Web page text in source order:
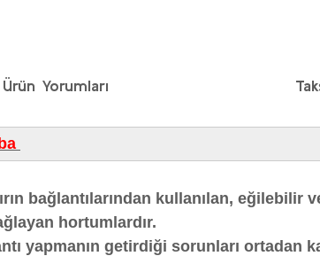
Ürün Yorumları
bağlantılarından kullanılan,
hortumlardır.
yapmanın getirdiği sorunları ortadan